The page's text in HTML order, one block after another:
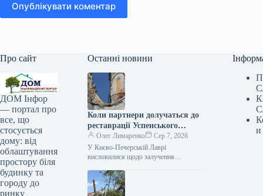
Опублікувати коментар
Про сайт
ДОМ Інфор
— портал про
все, що
стосується
дому: від
облаштування
простору біля
будинку та
городу до
ринку
Останні новини
Коли партнери долучаться до
реставрації Успенського
собору, пояснили у Києво-
Печерській лаврі.
Олег Лимаренко
Сер 7, 2026
У Києво-Печерській Лаврі
висловилися щодо залучення
собору Ексклюзив 07.08.2026 16:51
Укрінформ Початок практичного
етапу міжнародної співпраці…
и